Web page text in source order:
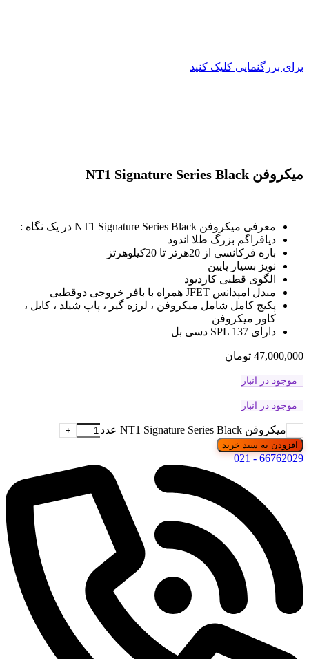
برای بزرگنمایی کلیک کنید
میکروفن NT1 Signature Series Black
معرفی میکروفن NT1 Signature Series Black در یک نگاه :
دیافراگم بزرگ طلا اندود
بازه فرکانسی از 20هرتز تا 20کیلوهرتز
نویز بسیار پایین
الگوی قطبی کاردیود
مبدل امپدانس JFET همراه با بافر خروجی دوقطبی
پکیج کامل شامل میکروفن ، لرزه گیر ، پاپ شیلد ، کابل ،
کاور میکروفن
دارای SPL 137 دسی بل
47,000,000 تومان
موجود در انبار
موجود در انبار
میکروفن NT1 Signature Series Black عدد
افزودن به سبد خرید
66762029 - 021